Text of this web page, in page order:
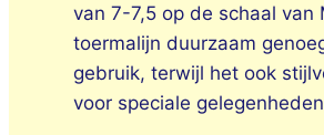
van 7-7,5 op de schaal van
toermalijn duurzaam
gebruik, terwijl het ook
voor speciale